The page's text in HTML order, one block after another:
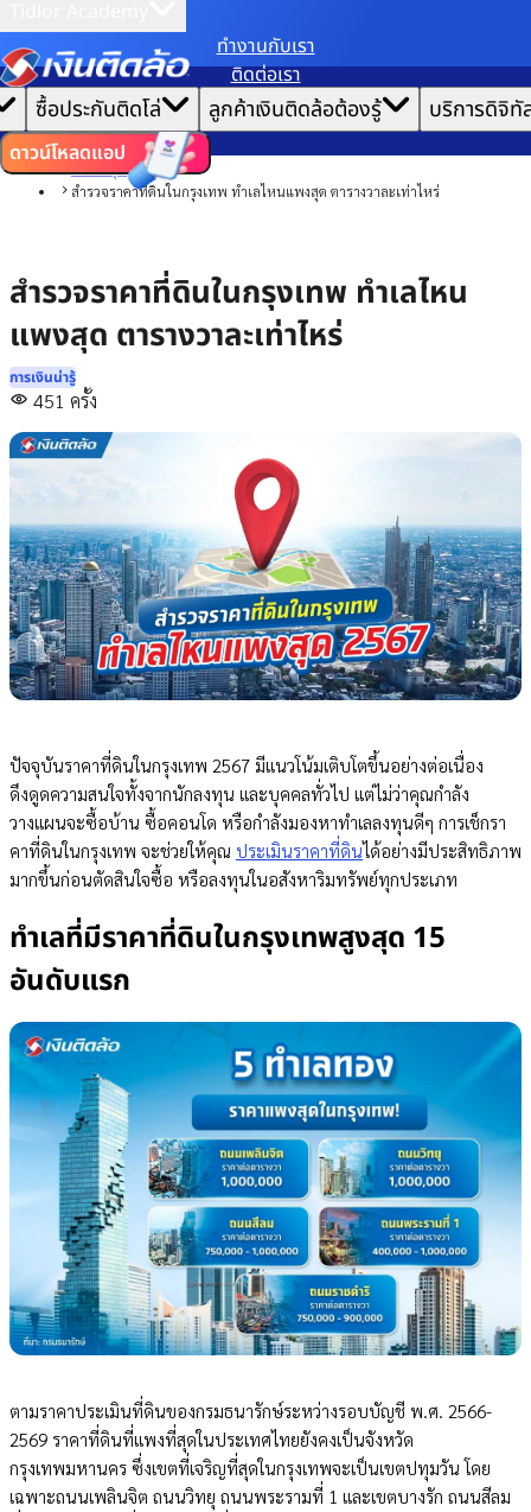
ทํางานกับเรา
ติดต่อเรา
| ซื้อประกันติดโล่ ลูกค้าเงินติดล้อต้องรู้ บริการดิจิทั
ดาวน์โหลดแอป
หน้าแรก
บทความ
การเงินน่ารู้
การลงทุน
สำรวจราคาที่ดินในกรุงเทพ ทำเลไหนแพงสุด ตารางวาละเท่าไหร่
สำรวจราคาที่ดินในกรุงเทพ ทำเลไหน
แพงสุด ตารางวาละเท่าไหร่
การเงินน่ารู้
451 ครั้ง
ปัจจุบันราคาที่ดินในกรุงเทพ 2567 มีแนวโน้มเติบโตขึ้นอย่างต่อเนื่อง
ดึงดูดความสนใจทั้งจากนักลงทุน และบุคคลทั่วไป แต่ไม่ว่าคุณกำลัง
วางแผนจะซื้อบ้าน ซื้อคอนโด หรือกำลังมองหาทำเลลงทุนดีๆ การเช็กรา
คาที่ดินในกรุงเทพ จะช่วยให้คุณ ประเมินราคาที่ดินได้อย่างมีประสิทธิภาพ
มากขึ้นก่อนตัดสินใจซื้อ หรือลงทุนในอสังหาริมทรัพย์ทุกประเภท
ทำเลที่มีราคาที่ดินในกรุงเทพสูงสุด 15
อันดับแรก
ตามราคาประเมินที่ดินของกรมธนารักษ์ระหว่างรอบบัญชี พ.ศ. 2566-
2569 ราคาที่ดินที่แพงที่สุดในประเทศไทยยังคงเป็นจังหวัด
กรุงเทพมหานคร ซึ่งเขตที่เจริญที่สุดในกรุงเทพจะเป็นเขตปทุมวัน โดย
เฉพาะถนนเพลินจิต ถนนวิทยุ ถนนพระรามที่ 1 และเขตบางรัก ถนนสีลม
เราขอเก็บข้อมูลตาม นโยบายการใช้คุกกี้เพื่อมอบประสบการณ์การใช้งานเว็บไซต์ที่ดีที่สุดให้
คุณ
ตั้งค่าคุกกี้ ยอมรับคุกกี้ทั้งหมด